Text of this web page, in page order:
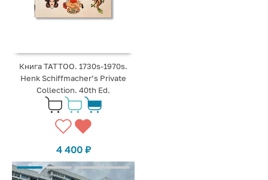
Книга TATTOO. 1730s-1970s.
Henk Schiffmacher’s Private
Collection. 40th Ed.
4 400 ₽